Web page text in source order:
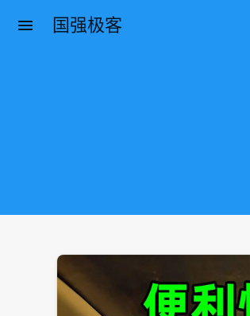
menu 国强极客